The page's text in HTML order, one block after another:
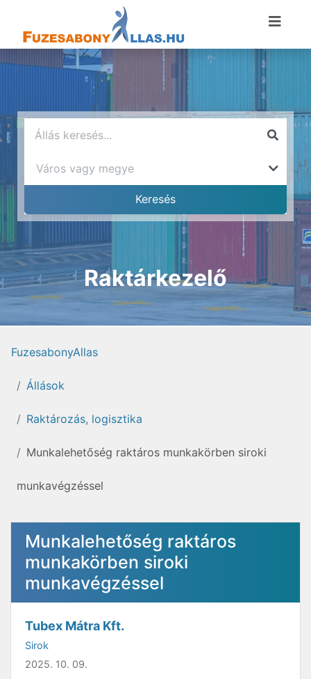
Raktárkezelő
FuzesabonyAllas
Állások
Raktározás, logisztika
Munkalehetőség raktáros munkakörben siroki
munkavégzéssel
Munkalehetőség raktáros
munkakörben siroki
munkavégzéssel
Tubex Mátra Kft.
Sirok
2025. 10. 09.